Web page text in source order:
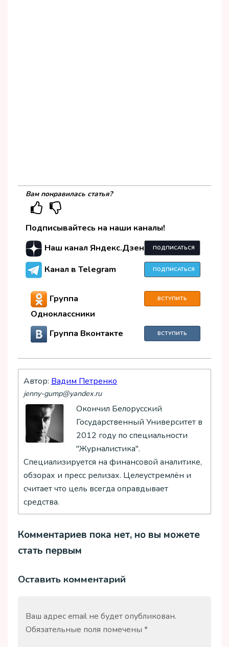
Вам понравилась статья?
Подписывайтесь на наши каналы!
Наш канал Яндекс.Дзен
ПОДПИСАТЬСЯ
Канал в Telegram ПОДПИСАТЬСЯ
Группа
Одноклассники
ВСТУПИТЬ
Группа Вконтакте ВСТУПИТЬ
Автор: Вадим Петренко
jenny-gump@yandex.ru
Окончил Белорусский
Государственный Университет в
2012 году по специальности
"Журналистика".
Специализируется на финансовой аналитике,
обзорах и пресс релизах. Целеустремлён и
считает что цель всегда оправдывает
средства.
Комментариев пока нет, но вы можете
стать первым
Оставить комментарий
Ваш адрес email не будет опубликован.
Обязательные поля помечены *